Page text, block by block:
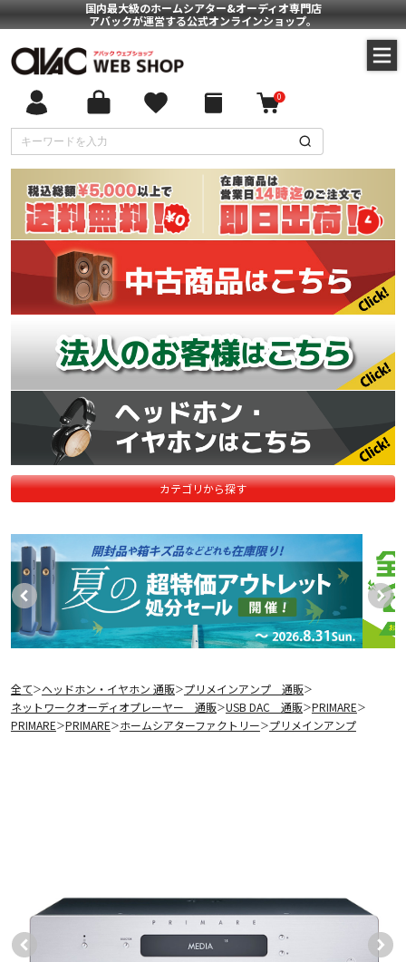
国内最大級のホームシアター&オーディオ専門店
アバックが運営する公式オンラインショップ。
0
カテゴリから探す
全て＞ヘッドホン・イヤホン 通販＞プリメインアンプ 通販＞
ネットワークオーディオプレーヤー 通販＞USB DAC 通販＞PRIMARE＞
PRIMARE＞PRIMARE＞ホームシアターファクトリー＞プリメインアンプ